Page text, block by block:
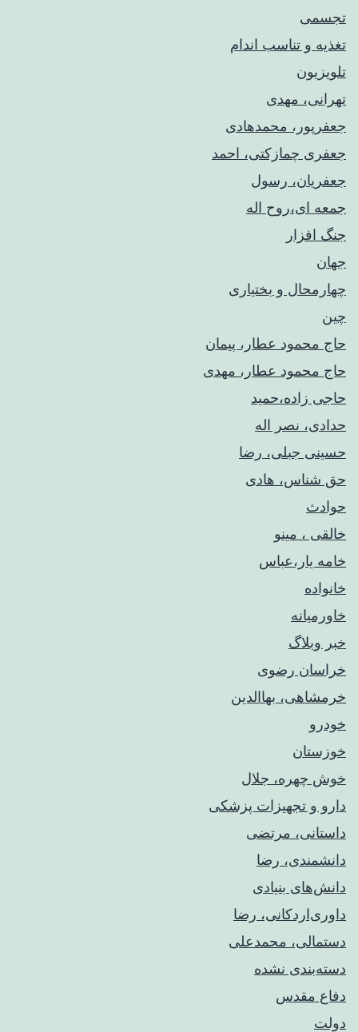
تجسمی
تغذیه و تناسب اندام
تلویزیون
تهرانی، مهدی
جعفرپور، محمدهادی
جعفری چمازکتی، احمد
جعفریان، رسول
جمعه ای،روح اله
جنگ افزار
جهان
چهارمحال و بختیاری
چین
حاج محمود عطار، پیمان
حاج محمود عطار، مهدی
حاجی زاده،حمید
حدادی، نصر اله
حسینی جبلی، رضا
حق شناس، هادی
حوادث
خالقی ، مینو
خامه یار،عباس
خانواده
خاورمیانه
خبر وبلاگ
خراسان رضوی
خرمشاهی، بهاالدین
خودرو
خوزستان
خوش چهره، جلال
دارو و تجهیزات پزشکی
داستانی، مرتضی
دانشمندی، رضا
دانش‌های بنیادی
داوری‌اردکانی، رضا
دستمالی، محمدعلی
دسته‌بندی نشده
دفاع مقدس
دولت